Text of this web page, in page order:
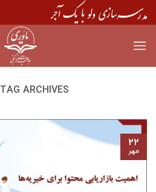
Skip
to
TAG ARCHIVES:
۲۲
مهر